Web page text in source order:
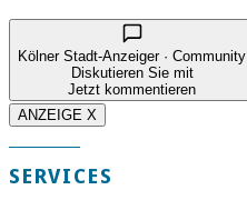
Kölner Stadt-Anzeiger · Community
Diskutieren Sie mit
Jetzt kommentieren
ANZEIGE X
SERVICES